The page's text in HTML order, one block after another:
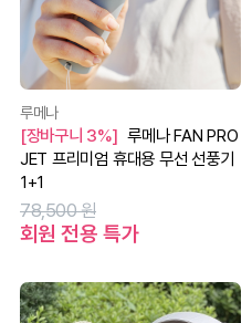
루메나
[장바구니 3%] 루메나 FAN PRO
JET 프리미엄 휴대용 무선 선풍기
1+1
78,500 원
회원 전용 특가